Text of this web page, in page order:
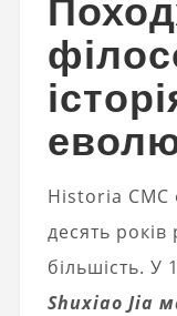
Historia CMC
десять
більшість. У
Shuxiao Jia